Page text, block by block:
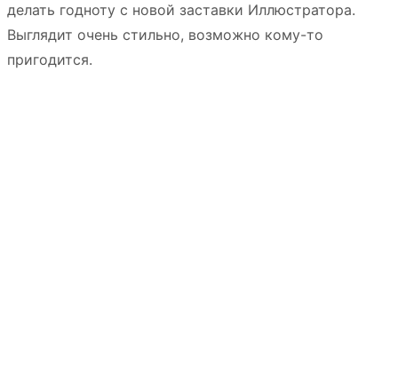
делать годноту с новой заставки Иллюстратора.
Выглядит очень стильно, возможно кому-то
пригодится.